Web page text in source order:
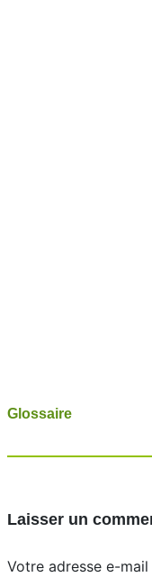
Glossaire
Laisser un
Votre adresse e-